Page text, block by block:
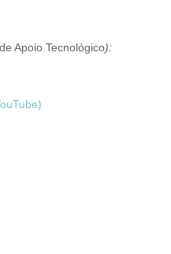
Apoio Tecnológico):
)